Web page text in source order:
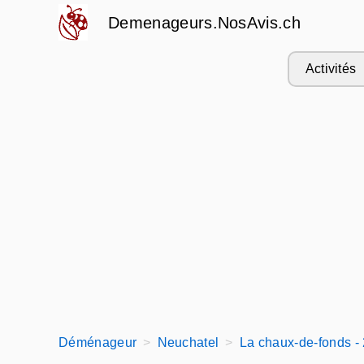
Demenageurs.NosAvis.ch
Activités
Déménageur Neuchatel La chaux-de-fonds -